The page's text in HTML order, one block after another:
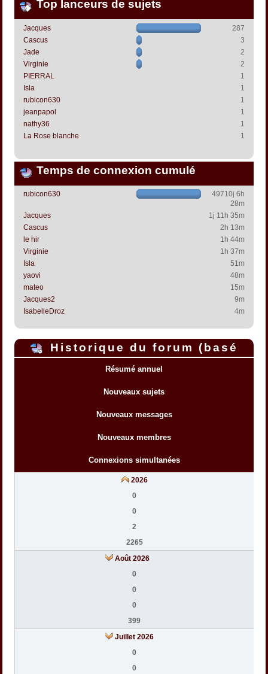
Top lanceurs de sujets
Jacques
287
Cascus
3
Jade
2
Virginie
2
PIERRAL
1
Isla
1
rubicon630
1
jeanpapol
1
nathy36
1
La Rose blanche
1
Temps de connexion cumulé
rubicon630
49710j 6h
28m
Jacques
1j 11h 35m
Cascus
2h 13m
le hir
1h 44m
Virginie
1h 37m
Isla
51m
yaovi
48m
mateo
15m
Jacques2
9m
IsabelleDroz
4m
Historique du forum (basé
sur l'heure interne du forum)
Résumé annuel
Nouveaux sujets
Nouveaux messages
Nouveaux membres
Connexions simultanées
2026
0
0
2
2265
Août 2026
0
0
0
399
Juillet 2026
0
0